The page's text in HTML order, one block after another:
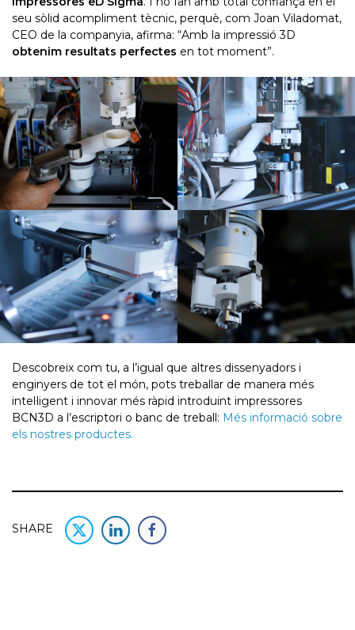
seu sòlid acompliment tècnic, perquè, com Joan Viladomat,
CEO de la companyia, afirma: “Amb la impressió 3D
obtenim resultats perfectes en tot moment”.
Descobreix com tu, a l’igual que altres dissenyadors i
enginyers de tot el món, pots treballar de manera més
intel·ligent i innovar més ràpid introduint impressores
BCN3D a l’escriptori o banc de treball: Més informació sobre
els nostres productes.
SHARE